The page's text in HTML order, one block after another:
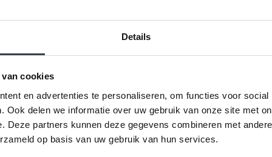
Details
cookies
en advertenties te personaliseren, om functies voor social
Ook delen we informatie over uw gebruik van onze site met
Deze partners kunnen deze gegevens combineren met
op basis van uw gebruik van hun services.
Wachttijd stukadoor